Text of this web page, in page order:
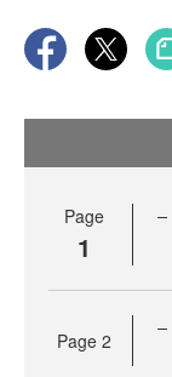
Page
1
Page 2